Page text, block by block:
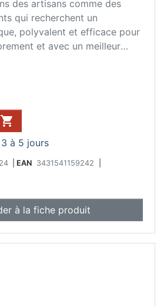
des artisans comme des
qui recherchent un
polyvalent et efficace pour
et avec un meilleur

à 5 jours
EAN 3431541159242
à la fiche produit